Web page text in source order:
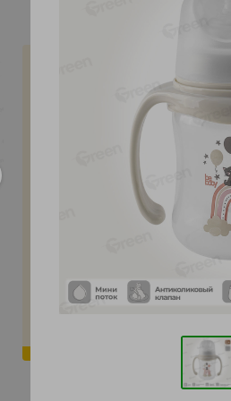
шт
деликатесная
Лунское море 120г
17%
4.99
ж/б